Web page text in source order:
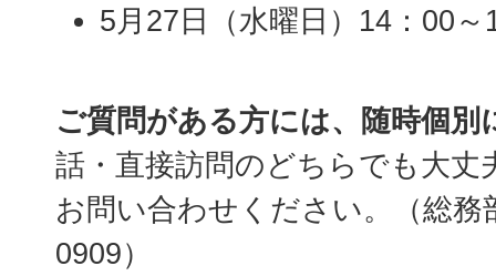
5月27日（水曜日）14：00
ご質問がある方には、随時個別
話・直接訪問のどちらでも大丈
お問い合わせください。（総務
0909）